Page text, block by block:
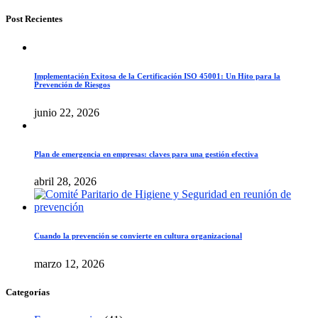
Post Recientes
Implementación Exitosa de la Certificación ISO 45001: Un Hito para la
Prevención de Riesgos
junio 22, 2026
Plan de emergencia en empresas: claves para una gestión efectiva
abril 28, 2026
Cuando la prevención se convierte en cultura organizacional
marzo 12, 2026
Categorías